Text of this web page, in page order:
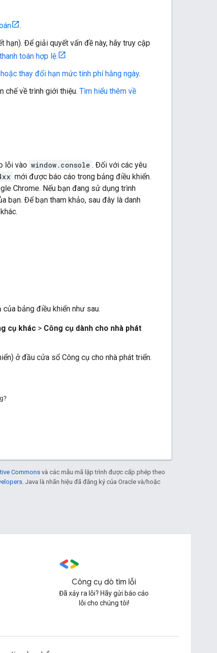
.
hạn). Để giải quyết vấn đề này, hãy truy cập
toán hợp lệ.
thay đổi hạn mức tính phí hằng ngày.
chế về trình giới thiệu. Tìm hiểu thêm về
lỗi vào window.console . Đối với các yêu
mới được báo cáo trong bảng điều khiển.
Chrome. Nếu bạn đang sử dụng trình
bạn. Để bạn tham khảo, sau đây là danh
bảng điều khiển như sau.
cụ khác > Công cụ dành cho nhà phát
ở đầu cửa sổ Công cụ cho nhà phát triển.
Commons và các mẫu mã lập trình được cấp phép theo
. Java là nhãn hiệu đã đăng ký của Oracle và/hoặc
Công cụ dò tìm lỗi
Đã xảy ra lỗi? Hãy gửi báo cáo
lỗi cho chúng tôi!